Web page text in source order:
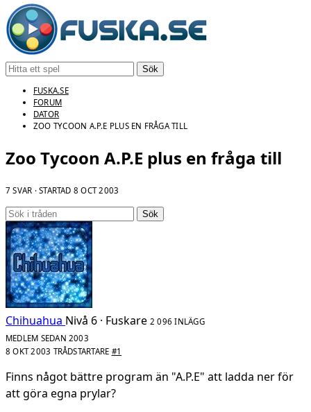
Sök
FUSKA.SE
FORUM
DATOR
ZOO TYCOON A.P.E PLUS EN FRÅGA TILL
Zoo Tycoon A.P.E plus en fråga till
7 SVAR · STARTAD 8 OCT 2003
Sök
Chihuahua Nivå 6 · Fuskare 2 096 INLÄGG
MEDLEM SEDAN 2003
8 OKT 2003 TRÅDSTARTARE #1
Finns något bättre program än "A.P.E" att ladda ner för
att göra egna prylar?